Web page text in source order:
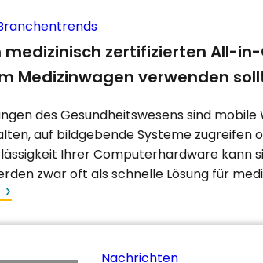
medizinisch zertifizierten All-
Medizinwagen verwenden
des Gesundheitswesens sind
auf bildgebende Systeme zugreifen
Ihrer Computerhardware kann
zwar oft als schnelle Lösung für
Nachrichten